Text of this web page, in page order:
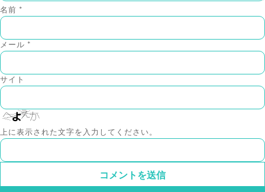
名前 *
メール *
サイト
上に表示された文字を入力してください。